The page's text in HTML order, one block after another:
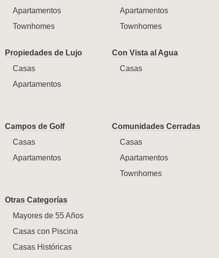
Apartamentos
Townhomes
Apartamentos
Townhomes
Propiedades de Lujo
Casas
Apartamentos
Con Vista al Agua
Casas
Campos de Golf
Casas
Apartamentos
Comunidades Cerradas
Casas
Apartamentos
Townhomes
Otras Categorías
Mayores de 55 Años
Casas con Piscina
Casas Históricas